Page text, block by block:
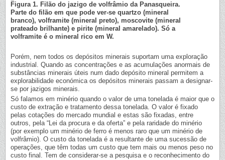
Figura 1. Filão do jazigo de volfrâmio da Panasqueira.
Parte do filão em que pode ver-se quartzo (mineral
branco), volframite (mineral preto), moscovite (mineral
prateado brilhante) e pirite (mineral amarelado). Só a
volframite é o mineral rico em W.
Porém, nem todos os depósitos minerais suportam uma exploração
industrial. Quando as concentrações e as acumulações anormais de
substâncias minerais úteis num dado depósito mineral permitem a
explorabilidade económica os depósitos minerais passam a designar-
se por jazigos minerais.
Só falamos em minério quando o valor de uma tonelada é maior que o
custo de extração e tratamento dessa tonelada. O valor é fixado
pelas cotações do mercado mundial e estas são fixadas, entre
outros, pela “Lei da procura e da oferta” e pela raridade do minério
(por exemplo um minério de ferro é menos raro que um minério de
volfrâmio). O custo da tonelada é a resultante de uma sucessão de
operações, que têm todas um custo que tem mais ou menos peso no
custo final. Tem de considerar-se a pesquisa e o reconhecimento do